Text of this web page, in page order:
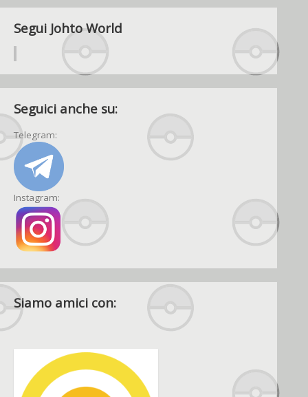
Segui Johto World
Seguici anche su:
Telegram:
Instagram:
Siamo amici con: